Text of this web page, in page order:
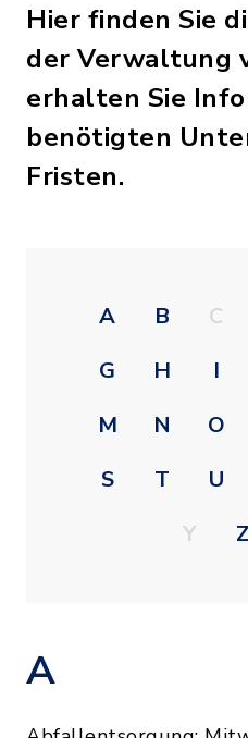
Hier finden Sie
der Verwaltung
erhalten Sie
benötigten
Fristen.
A B C
G
H I
M
N O
S
T U
Y
Z
A